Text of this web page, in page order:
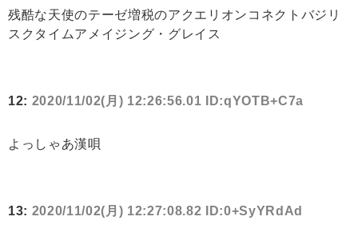
残酷な天使のテーゼ増税のアクエリオンコネクトバジリ
スクタイムアメイジング・グレイス
12: 2020/11/02(月) 12:26:56.01 ID:qYOTB+C7a
よっしゃあ漢唄
13: 2020/11/02(月) 12:27:08.82 ID:0+SyYRdAd